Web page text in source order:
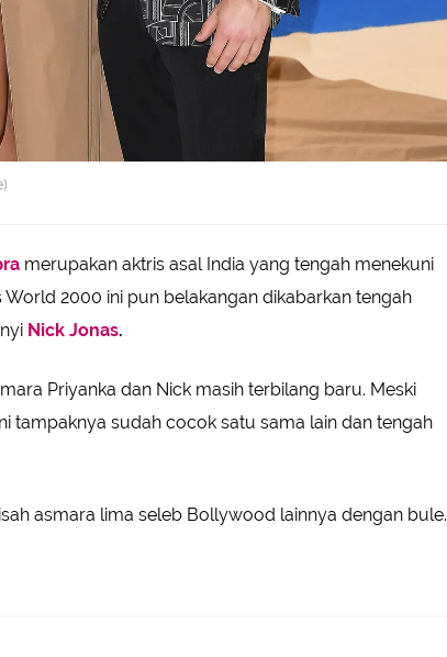
merupakan aktris asal India yang tengah menekuni
2000 ini pun belakangan dikabarkan tengah
Nick Jonas.
Priyanka dan Nick masih terbilang baru. Meski
tampaknya sudah cocok satu sama lain dan tengah
asmara lima seleb Bollywood lainnya dengan bule.